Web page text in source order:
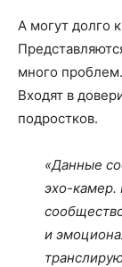
А могут долго
много
Входят в
подростков.
«Данные
эхо-камер.
и